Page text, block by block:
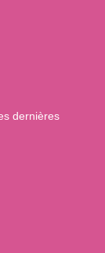
dernières